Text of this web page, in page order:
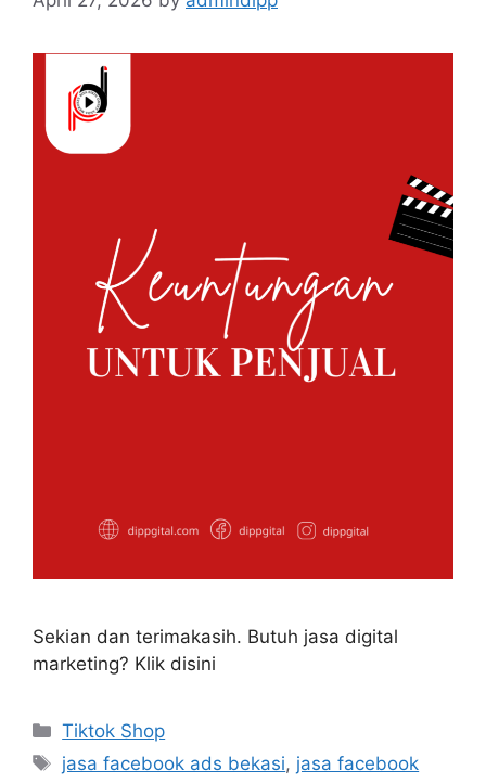
Sekian dan terimakasih. Butuh jasa digital
marketing? Klik disini
Tiktok Shop
jasa facebook ads bekasi, jasa facebook